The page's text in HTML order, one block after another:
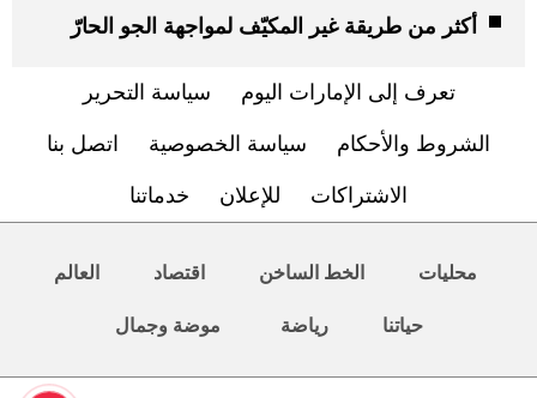
أكثر من طريقة غير المكيّف لمواجهة الجو الحارّ
تعرف إلى الإمارات اليوم سياسة التحرير
الشروط والأحكام سياسة الخصوصية اتصل بنا
الاشتراكات للإعلان خدماتنا
محليات الخط الساخن اقتصاد العالم
حياتنا رياضة موضة وجمال